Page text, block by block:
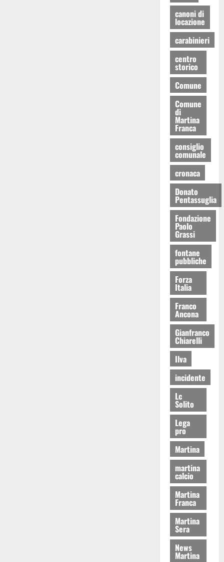
canoni di
locazione
carabinieri
centro
storico
Comune
Comune
di
Martina
Franca
consiglio
comunale
cronaca
Donato
Pentassuglia
Fondazione
Paolo
Grassi
fontane
pubbliche
Forza
Italia
Franco
Ancona
Gianfranco
Chiarelli
Ilva
incidente
Lc
Solito
Lega
pro
Martina
martina
calcio
Martina
Franca
Martina
Sera
News
Martina